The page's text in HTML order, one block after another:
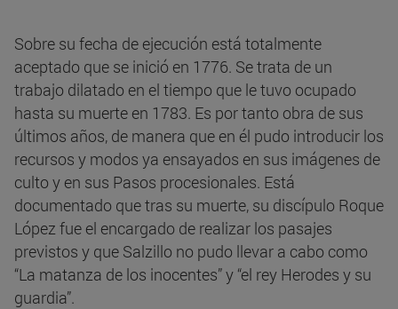
Sobre su fecha de ejecución está totalmente
aceptado que se inició en 1776. Se trata de un
trabajo dilatado en el tiempo que le tuvo ocupado
hasta su muerte en 1783. Es por tanto obra de sus
últimos años, de manera que en él pudo introducir los
recursos y modos ya ensayados en sus imágenes de
culto y en sus Pasos procesionales. Está
documentado que tras su muerte, su discípulo Roque
López fue el encargado de realizar los pasajes
previstos y que Salzillo no pudo llevar a cabo como
“La matanza de los inocentes” y “el rey Herodes y su
guardia”.